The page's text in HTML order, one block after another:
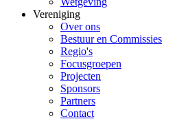
Vereniging
Over ons
Bestuur en Commissies
Regio's
Focusgroepen
Projecten
Sponsors
Partners
Contact